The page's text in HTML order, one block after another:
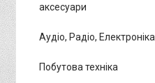
аксесуари
Аудіо, Радіо, Електроніка
Побутова техніка